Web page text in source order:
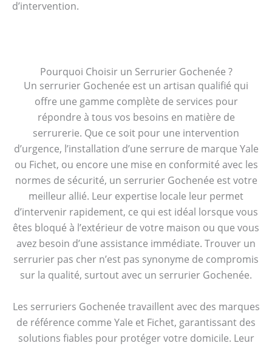
d’intervention.
Pourquoi Choisir un Serrurier Gochenée ?
Un serrurier Gochenée est un artisan qualifié qui
offre une gamme complète de services pour
répondre à tous vos besoins en matière de
serrurerie. Que ce soit pour une intervention
d’urgence, l’installation d’une serrure de marque Yale
ou Fichet, ou encore une mise en conformité avec les
normes de sécurité, un serrurier Gochenée est votre
meilleur allié. Leur expertise locale leur permet
d’intervenir rapidement, ce qui est idéal lorsque vous
êtes bloqué à l’extérieur de votre maison ou que vous
avez besoin d’une assistance immédiate. Trouver un
serrurier pas cher n’est pas synonyme de compromis
sur la qualité, surtout avec un serrurier Gochenée.
Les serruriers Gochenée travaillent avec des marques
de référence comme Yale et Fichet, garantissant des
solutions fiables pour protéger votre domicile. Leur